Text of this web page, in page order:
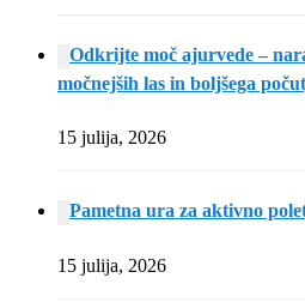
Odkrijte moč ajurvede –
močnejših las in boljšega
15 julija, 2026
Pametna ura za aktivno
15 julija, 2026